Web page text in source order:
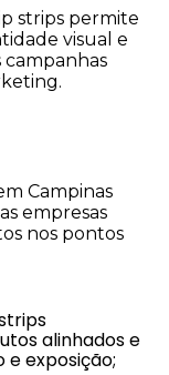
strips permite
visual e
Campinas
empresas
nos pontos
alinhados e
e exposição;